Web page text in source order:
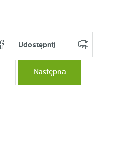
Udostępnij
Następna